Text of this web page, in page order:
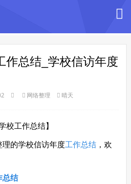
作总结_学校信访年度
网络整理 晴天
校工作总结】
的学校信访年度工作总结，欢
总结